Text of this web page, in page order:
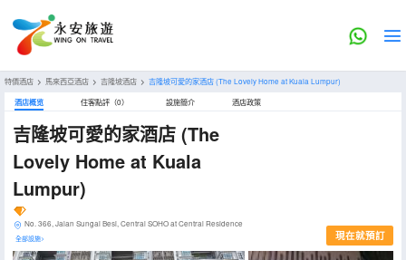
特價酒店 > 馬來西亞酒店 > 吉隆坡酒店 > 吉隆坡可愛的家酒店(The Lovely Home at Kuala Lumpur)
酒店概览 住客點評（0） 設施簡介 酒店政策
吉隆坡可愛的家酒店 (The
Lovely Home at Kuala
Lumpur)
No. 366, Jalan Sungai Besi, Central SOHO at Central Residence
全部設施> 現在就預訂